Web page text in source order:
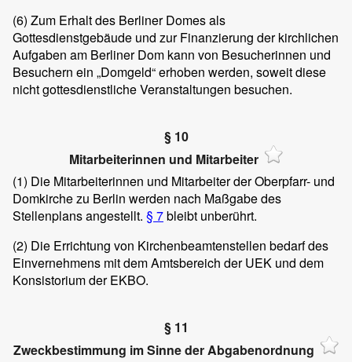
(6) Zum Erhalt des Berliner Domes als
Gottesdienstgebäude und zur Finanzierung der kirchlichen
Aufgaben am Berliner Dom kann von Besucherinnen und
Besuchern ein „Domgeld“ erhoben werden, soweit diese
nicht gottesdienstliche Veranstaltungen besuchen.
§ 10
Mitarbeiterinnen und Mitarbeiter
(1) Die Mitarbeiterinnen und Mitarbeiter der Oberpfarr- und
Domkirche zu Berlin werden nach Maßgabe des
Stellenplans angestellt. § 7bleibt unberührt.
(2) Die Errichtung von Kirchenbeamtenstellen bedarf des
Einvernehmens mit dem Amtsbereich der UEK und dem
Konsistorium der EKBO.
§ 11
Zweckbestimmung im Sinne der Abgabenordnung